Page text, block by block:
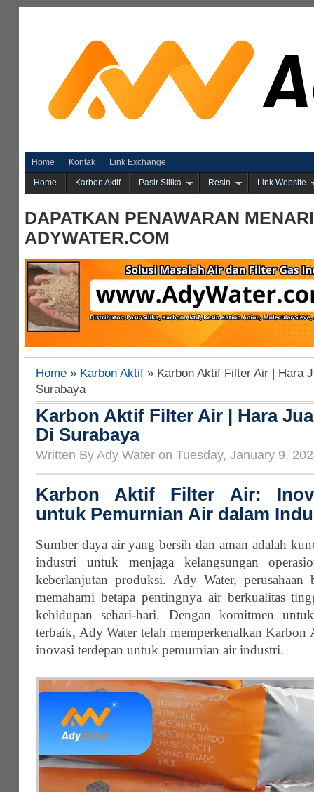
Home Kontak Link Exchange
Home Karbon Aktif Pasir Silika Resin Link Website
DAPATKAN PENAWARAN
ADYWATER.COM
Home » Karbon Aktif » Karbon Aktif Filter Air | Hara
Surabaya
Karbon Aktif Filter Air | Hara
Di Surabaya
Written By Ady Water on Tuesday, January 9,
Karbon Aktif Filter Air:
untuk Pemurnian Air dalam
Sumber daya air yang bersih dan aman adalah
industri untuk menjaga kelangsungan
keberlanjutan produksi. Ady Water, perusahaan
memahami betapa pentingnya air berkualitas
kehidupan sehari-hari. Dengan komitmen
terbaik, Ady Water telah memperkenalkan
inovasi terdepan untuk pemurnian air industri.